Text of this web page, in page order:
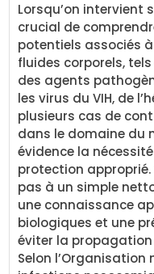
Lorsqu’on intervient
crucial de
potentiels associés
fluides corporels,
des agents
les virus du VIH, de
plusieurs cas de
dans le domaine du
évidence la
protection
pas à un simple
une connaissance
biologiques et une
éviter la
Selon